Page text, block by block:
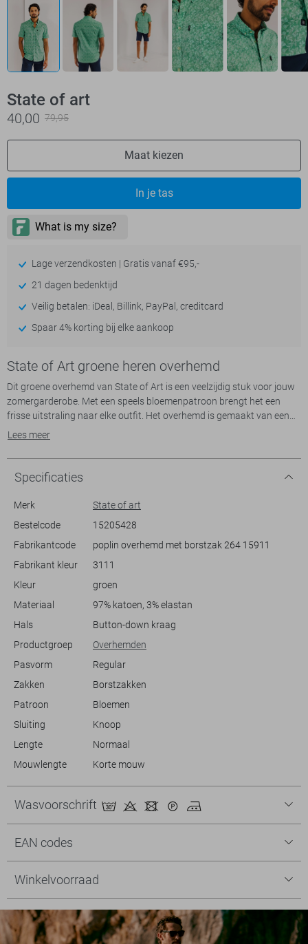
State of art
40,00 79,95
Maat kiezen
In je tas
Lage verzendkosten | Gratis vanaf €95,-
21 dagen bedenktijd
Veilig betalen: iDeal, Billink, PayPal, creditcard
Spaar 4% korting bij elke aankoop
State of Art groene heren overhemd
Dit groene overhemd van State of Art is een veelzijdig stuk voor jouw
zomergarderobe. Met een speels bloemenpatroon brengt het een
frisse uitstraling naar elke outfit. Het overhemd is gemaakt van een
comfortabele mix van 97% katoen en 3% elastaan, wat zorgt voor een
mouwen maken het perfect voor casual gelegenheden, zoals een
barbecue of een strandwandeling. De regular fit en normale lengte
geven een relaxte, maar stijlvolle look.
Het bloemenpatroon voegt een unieke touch toe aan dit casual
informele settings. Dankzij de borstzak heb je de mogelijkheid om
kleine persoonlijke spullen mee te nemen. Draag het met een korte
broek voor een ontspannen zomeravond, of combineer het met een
je verzekerd van een modieuze én comfortabele look.
Lees meer
Specificaties
Merk
State of art
Bestelcode
15205428
Fabrikantcode
poplin overhemd met borstzak 264 15911
Fabrikant kleur
3111
Kleur
groen
Materiaal
97% katoen, 3% elastan
Hals
Button-down kraag
Productgroep
Overhemden
Pasvorm
Regular
Zakken
Borstzakken
Patroon
Bloemen
Sluiting
Knoop
Lengte
Normaal
Mouwlengte
Korte mouw
Wasvoorschrift
EAN codes
Winkelvoorraad